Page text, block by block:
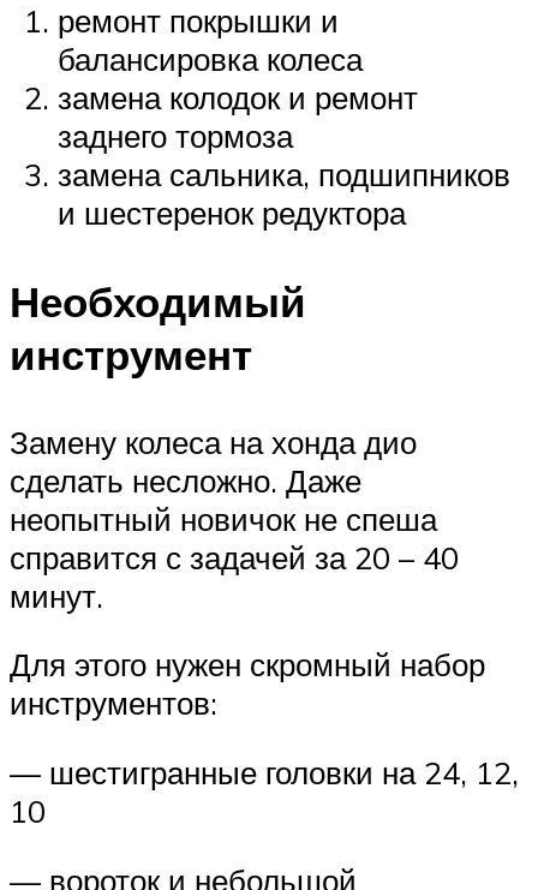
ремонт покрышки и
балансировка колеса
замена колодок и ремонт
заднего тормоза
замена сальника, подшипников
и шестеренок редуктора
Необходимый
инструмент
Замену колеса на хонда дио
сделать несложно. Даже
неопытный новичок не спеша
справится с задачей за 20 – 40
минут.
Для этого нужен скромный набор
инструментов:
— шестигранные головки на 24, 12,
10
— вороток и небольшой